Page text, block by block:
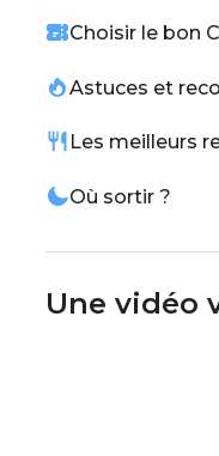
Choisir le bon
Astuces et
Les meilleurs
Où sortir ?
Une vidéo